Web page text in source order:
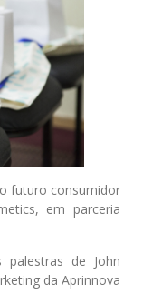
futuro consumidor
em parceria
de John
da Aprinnova